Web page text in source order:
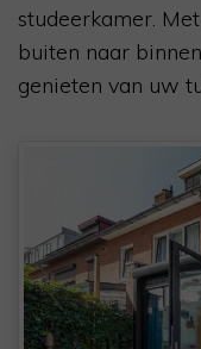
studeerkamer.
buiten naar
genieten van uw